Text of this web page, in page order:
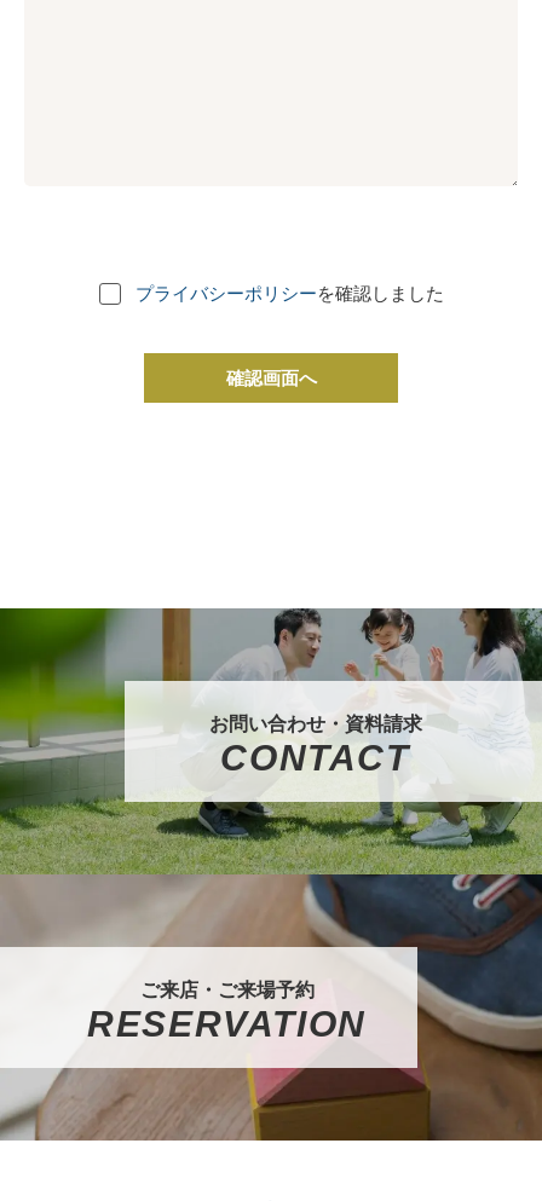
プライバシーポリシーを確認しました
確認画面へ
お問い合わせ・資料請求
CONTACT
ご来店・ご来場予約
RESERVATION